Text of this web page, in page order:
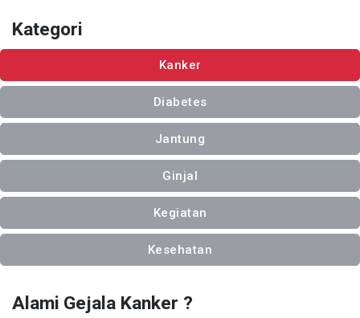
Kategori
Kanker
Diabetes
Jantung
Ginjal
Kegiatan
Kesehatan
Alami Gejala Kanker ?